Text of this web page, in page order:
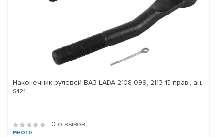
Наконечник рулевой ВАЗ LADA 2108-099, 2113-15 прав., ан.
S121
0 отзывов
много